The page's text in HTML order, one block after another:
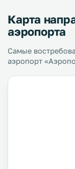
Карта
аэропорта
Самые
аэропорт